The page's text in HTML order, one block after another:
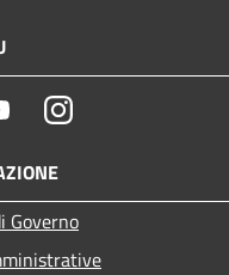
YoutubeInstagram
Governo